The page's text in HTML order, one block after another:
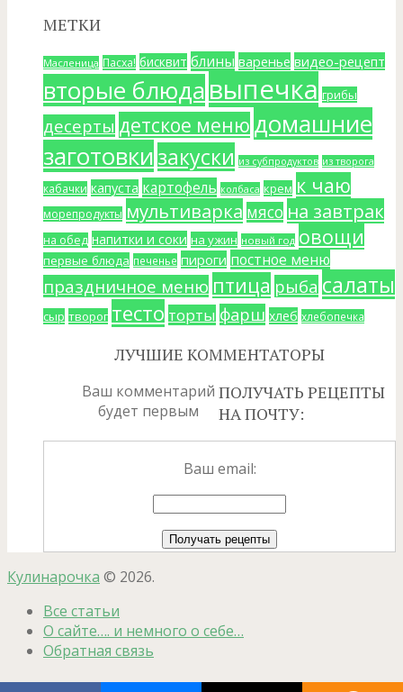
МЕТКИ
Масленица Пасха! бисквит блины варенье видео-рецепт
вторые блюдавыпечка грибы
десерты детское меню домашние
заготовкизакуски из субпродуктов из творога
кабачки капуста картофель колбаса крем к чаю
морепродукты мультиварка мясо на завтрак
на обед напитки и соки на ужин новый год овощи
первые блюда печенье пироги постное меню
праздничное меню птица рыба салаты
сыр творог тесто торты фарш хлеб хлебопечка
ЛУЧШИЕ КОММЕНТАТОРЫ
Ваш комментарий
будет первым
ПОЛУЧАТЬ РЕЦЕПТЫ
НА ПОЧТУ:
Ваш email:
Кулинарочка © 2026.
Все статьи
О сайте…. и немного о себе…
Обратная связь